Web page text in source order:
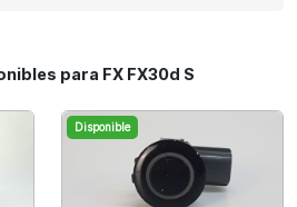
para FX FX30d S
Disponible